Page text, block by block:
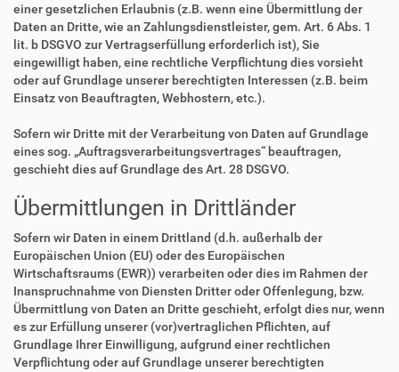
einer gesetzlichen Erlaubnis (z.B. wenn eine Übermittlung der
Daten an Dritte, wie an Zahlungsdienstleister, gem. Art. 6 Abs. 1
lit. b DSGVO zur Vertragserfüllung erforderlich ist), Sie
eingewilligt haben, eine rechtliche Verpflichtung dies vorsieht
oder auf Grundlage unserer berechtigten Interessen (z.B. beim
Einsatz von Beauftragten, Webhostern, etc.).
Sofern wir Dritte mit der Verarbeitung von Daten auf Grundlage
eines sog. „Auftragsverarbeitungsvertrages“ beauftragen,
geschieht dies auf Grundlage des Art. 28 DSGVO.
Übermittlungen in Drittländer
Sofern wir Daten in einem Drittland (d.h. außerhalb der
Europäischen Union (EU) oder des Europäischen
Wirtschaftsraums (EWR)) verarbeiten oder dies im Rahmen der
Inanspruchnahme von Diensten Dritter oder Offenlegung, bzw.
Übermittlung von Daten an Dritte geschieht, erfolgt dies nur, wenn
es zur Erfüllung unserer (vor)vertraglichen Pflichten, auf
Grundlage Ihrer Einwilligung, aufgrund einer rechtlichen
Verpflichtung oder auf Grundlage unserer berechtigten